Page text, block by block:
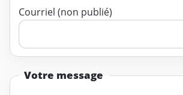
Courriel (non publié)
Votre message